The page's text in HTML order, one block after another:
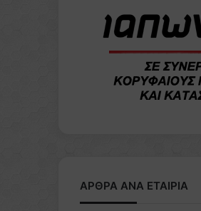
ΑΡΘΡΑ ΑΝΑ ΕΤΑΙΡΙΑ